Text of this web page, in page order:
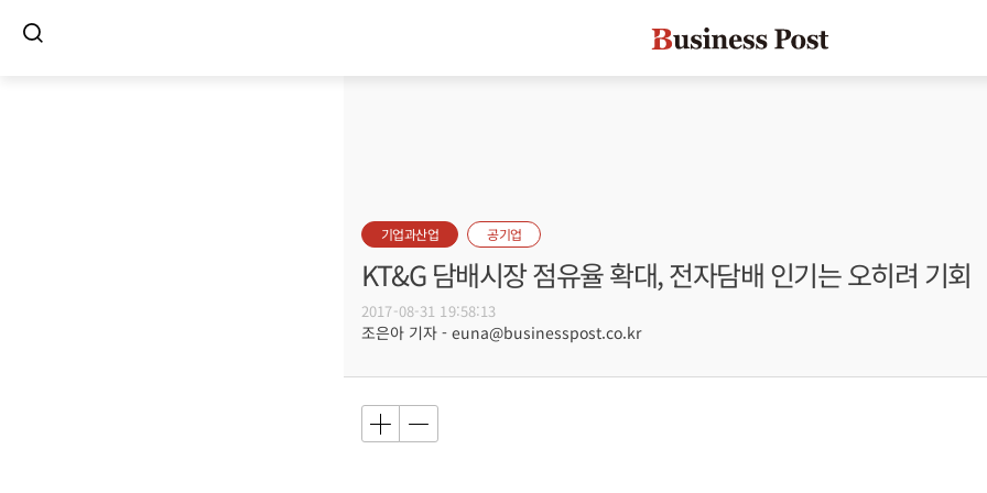
기업과산업 공기업
KT&G 담배시장 점유율 확대, 전자담배 인기는 오히려 기회
2017-08-31 19:58:13
조은아 기자 - euna@businesspost.co.kr